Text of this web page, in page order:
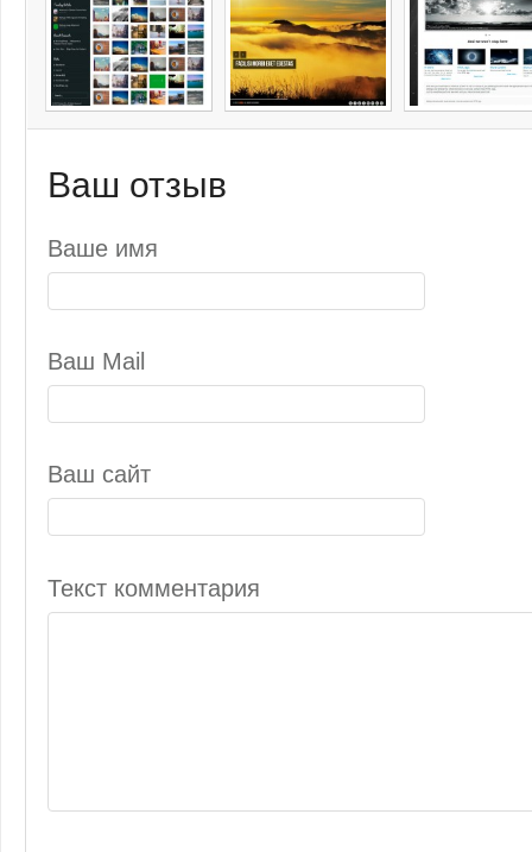
Ваш отзыв
Ваше имя
Ваш Mail
Ваш сайт
Текст комментария